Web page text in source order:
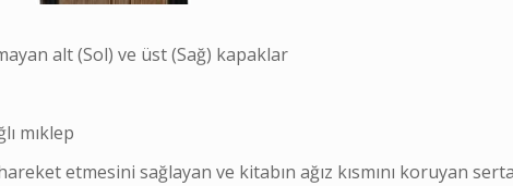
alt (Sol) ve üst (Sağ) kapaklar
mıklep
etmesini sağlayan ve kitabın ağız kısmını koruyan